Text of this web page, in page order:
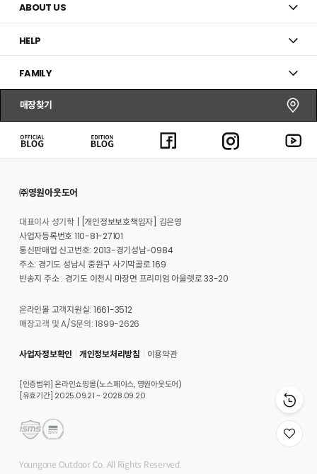
ABOUT US
HELP
FAMILY
매장찾기
㈜영원아웃도어
대표이사 성기학
[개인정보보호책임자] 김은영
사업자등록번호 110-81-27101
통신판매업 신고번호: 2013-경기성남-0984
주소: 경기도 성남시 중원구 사기막골로 169
반송지 주소 : 경기도 이천시 마장면 프리미엄 아울렛로 33-20
온라인몰 고객지원실: 1661-3512
매장고객 및 A/S문의: 1899-2626
사업자정보확인 개인정보처리방침 이용약관
[인증범위] 온라인쇼핑몰(노스페이스, 영원아웃도어)
[유효기간] 2025.09.21 ~ 2028.09.20
Youngone Outdoor Co. All Rights Reserved.
위
시